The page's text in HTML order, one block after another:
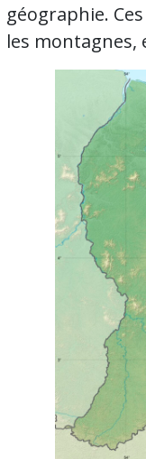
géographie.
les montagnes,